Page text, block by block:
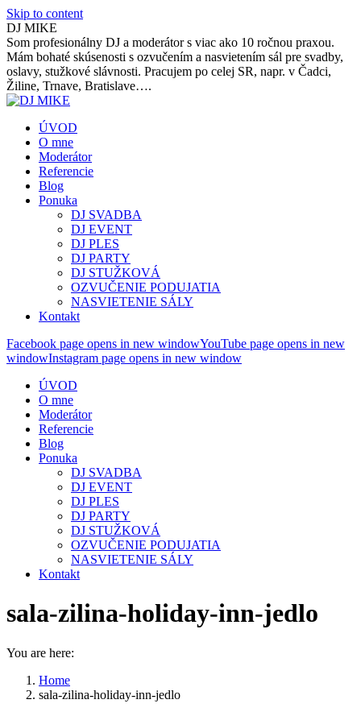
Skip to content
DJ MIKE
Som profesionálny DJ a moderátor s viac ako 10 ročnou praxou.
Mám bohaté skúsenosti s ozvučením a nasvietením sál pre svadby,
oslavy, stužkové slávnosti. Pracujem po celej SR, napr. v Čadci,
Žiline, Trnave, Bratislave….
ÚVOD
O mne
Moderátor
Referencie
Blog
Ponuka
DJ SVADBA
DJ EVENT
DJ PLES
DJ PARTY
DJ STUŽKOVÁ
OZVUČENIE PODUJATIA
NASVIETENIE SÁLY
Kontakt
Facebook page opens in new windowYouTube page opens in new
windowInstagram page opens in new window
ÚVOD
O mne
Moderátor
Referencie
Blog
Ponuka
DJ SVADBA
DJ EVENT
DJ PLES
DJ PARTY
DJ STUŽKOVÁ
OZVUČENIE PODUJATIA
NASVIETENIE SÁLY
Kontakt
sala-zilina-holiday-inn-jedlo
You are here:
Home
sala-zilina-holiday-inn-jedlo